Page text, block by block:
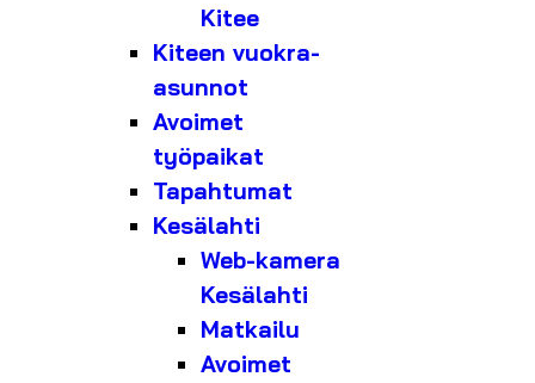
Kitee
Kiteen vuokra-
asunnot
Avoimet
työpaikat
Tapahtumat
Kesälahti
Web-kamera
Kesälahti
Matkailu
Avoimet